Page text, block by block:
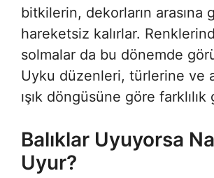
bitkilerin, dekorların arasına
hareketsiz kalırlar.
solmalar da bu dönemde
Uyku düzenleri, türlerine ve
ışık döngüsüne göre farklılık
Balıklar Uyuyorsa
Uyur?